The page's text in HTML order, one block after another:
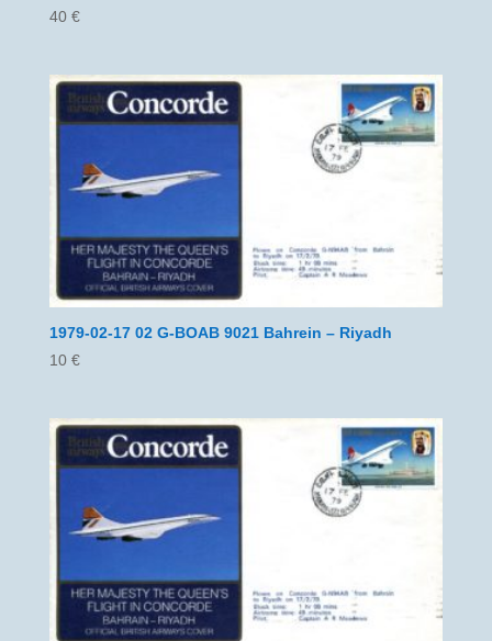
40 €
1979-02-17 02 G-BOAB 9021 Bahrein – Riyadh
10 €